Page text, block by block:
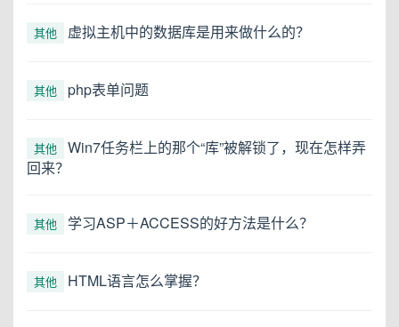
其他 虚拟主机中的数据库是用来做什么的？
其他 php表单问题
其他
Win7任务栏上的那个“库”被解锁了，现在怎样弄
回来？
其他 学习ASP＋ACCESS的好方法是什么？
其他 HTML语言怎么掌握？